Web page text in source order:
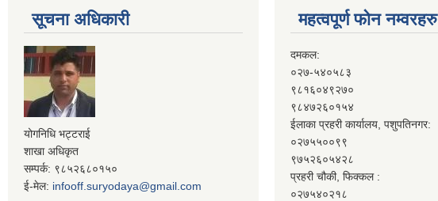
सूचना अधिकारी
योगनिधि भट्टराई
शाखा अधिकृत
सम्पर्क: ९८५२६८०१५०
ई-मेल: infooff.suryodaya@gmail.com
महत्वपूर्ण फोन नम्वरहरु
दमकल:
०२७-५४०५८३
९८१६०४९२७०
९८४७२६०१५४
ईलाका प्रहरी कार्यालय, पशुपतिनगर:
०२७५५००९९
९७५२६०५४२८
प्रहरी चौकी, फिक्कल :
०२७५४०२१८